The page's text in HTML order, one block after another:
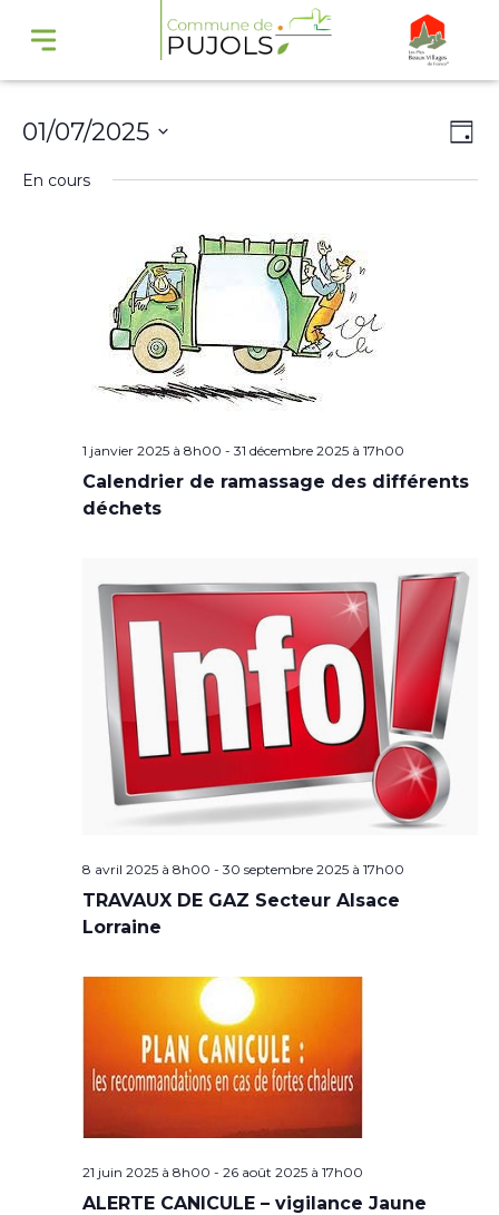
Jour
01/07/2025
En cours
1 janvier 2025 à 8h00 - 31 décembre 2025 à 17h00
Calendrier de ramassage des différents
déchets
8 avril 2025 à 8h00 - 30 septembre 2025 à 17h00
TRAVAUX DE GAZ Secteur Alsace
Lorraine
21 juin 2025 à 8h00 - 26 août 2025 à 17h00
ALERTE CANICULE – vigilance Jaune